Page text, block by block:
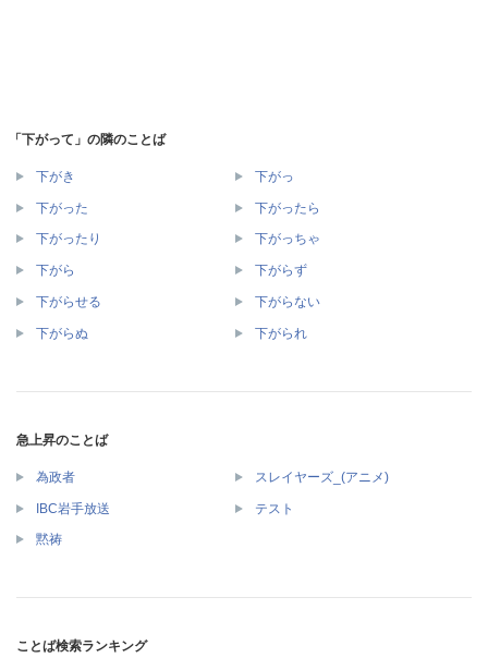
「下がって」の隣のことば
下がき 下がっ
下がった 下がったら
下がったり 下がっちゃ
下がら 下がらず
下がらせる 下がらない
下がらぬ 下がられ
急上昇のことば
為政者 スレイヤーズ_(アニメ)
IBC岩手放送 テスト
黙祷
ことば検索ランキング